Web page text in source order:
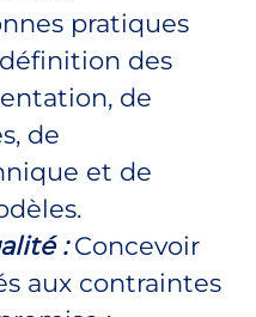
pratiques
des
de
de
et de
:Concevoir
aux contraintes